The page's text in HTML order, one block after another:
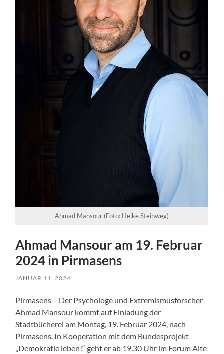
Ahmad Mansour (Foto: Heike Steinweg)
Ahmad Mansour am 19. Februar
2024 in Pirmasens
JANUAR 11, 2024
Pirmasens – Der Psychologe und Extremismusforscher
Ahmad Mansour kommt auf Einladung der
Stadtbücherei am Montag, 19. Februar 2024, nach
Pirmasens. In Kooperation mit dem Bundesprojekt
„Demokratie leben!“ geht er ab 19.30 Uhr im Forum Alte